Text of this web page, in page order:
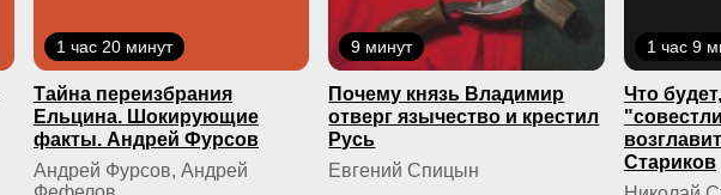
1 час 20 минут
Тайна переизбрания
Ельцина. Шокирующие
факты. Андрей Фурсов
Андрей Фурсов, Андрей
9 минут
Почему князь Владимир
отверг язычество и крестил
Русь
Евгений Спицын
1 час 9
Что
Стариков